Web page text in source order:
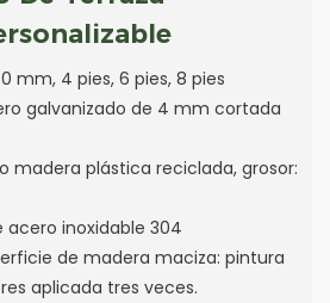
mm, 4 pies, 6 pies, 8 pies
galvanizado de 4 mm cortada
madera plástica reciclada, grosor:
acero inoxidable 304
de madera maciza: pintura
aplicada tres veces.